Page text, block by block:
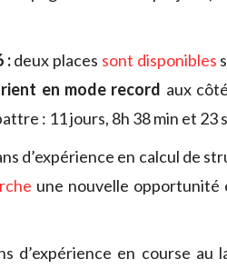
:deux places sont disponibles
en mode record aux
: 11 jours, 8h 38 min et 23
d’expérience en calcul de
une nouvelle opportunité
d’expérience en course au